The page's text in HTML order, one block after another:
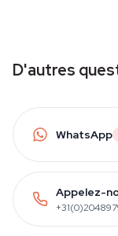
D'autres
WhatsApp
Appelez-